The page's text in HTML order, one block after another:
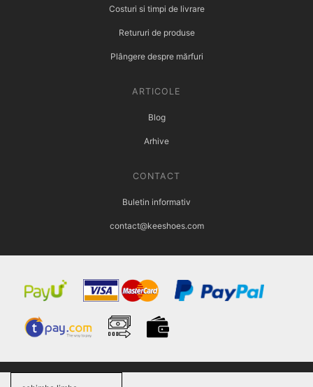
Costuri si timpi de livrare
Retururi de produse
Plângere despre mărfuri
ARTICOLE
Blog
Arhive
CONTACT
Buletin informativ
contact@keeshoes.com